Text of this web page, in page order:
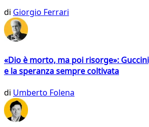
di Giorgio Ferrari
«Dio è morto, ma poi risorge»:
e la speranza sempre coltivata
di Umberto Folena